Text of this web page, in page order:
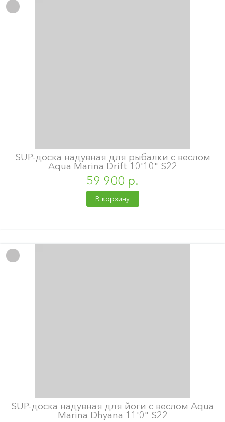
SUP-доска надувная для рыбалки с веслом
Aqua Marina Drift 10'10" S22
59 900 р.
В корзину
SUP-доска надувная для йоги с веслом Aqua
Marina Dhyana 11'0" S22